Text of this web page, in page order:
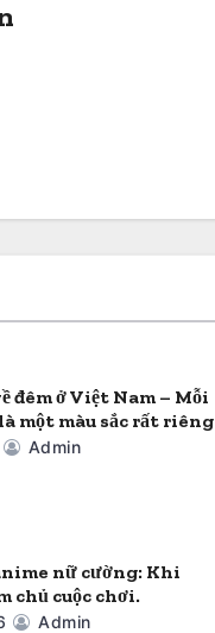
đêm ở Việt Nam – Mỗi
một màu sắc rất riêng
Admin
nữ cường: Khi
chủ cuộc chơi.
Admin